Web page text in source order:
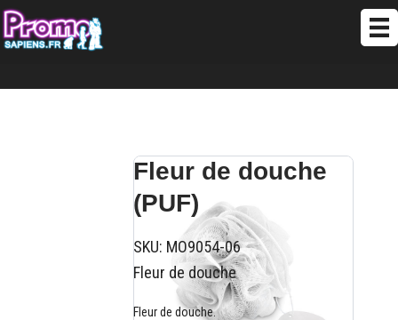
Fleur de douche
(PUF)
SKU: MO9054-06
Fleur de douche
Fleur de douche.